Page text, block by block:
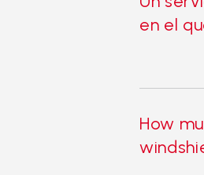
en el
How